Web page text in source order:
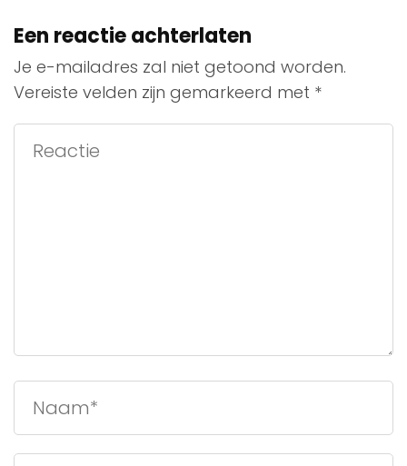
Een reactie achterlaten
Je e-mailadres zal niet getoond worden.
Vereiste velden zijn gemarkeerd met *